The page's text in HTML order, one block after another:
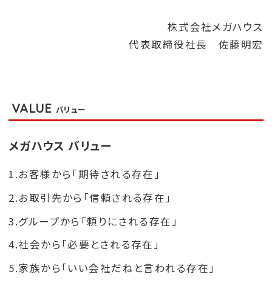
株式会社メガハウス
代表取締役社長 佐藤明宏
VALUE バリュー
メガハウス バリュー
1.お客様から「期待される存在」
2.お取引先から「信頼される存在」
3.グループから「頼りにされる存在」
4.社会から「必要とされる存在」
5.家族から「いい会社だねと言われる存在」